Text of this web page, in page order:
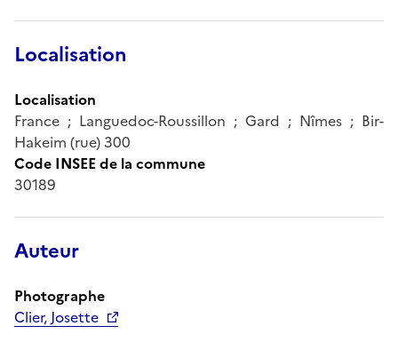
Localisation
Localisation
France ; Languedoc-Roussillon ; Gard ; Nîmes ; Bir-
Hakeim (rue) 300
Code INSEE de la commune
30189
Auteur
Photographe
Clier, Josette